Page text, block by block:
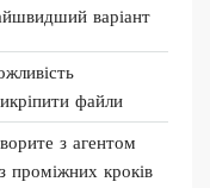
варіант
файли
з агентом
проміжних кроків